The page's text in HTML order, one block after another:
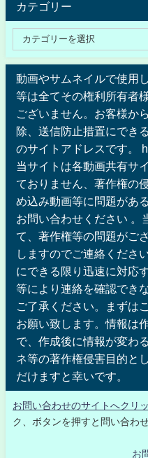
カテゴリー
動画やサムネイルで使用
等は全てその権利所有者
ございません。お客様か
除、送信防止措置にでき
のサイトアドレスです。
当サイトは各動画共有サ
ておりません、著作権の
め込み動画等に問題があ
お問い合わせください 。
て、著作権等の問題がご
しますのでご連絡くださ
にできる限り迅速に対応
等により連絡を確認でき
ご了承ください。まずは
お願い致します。情報は
で、作成後に情報が変わ
ネ等の著作権侵害目的と
だけますと幸いです。
お問い合わせのサイトへクリ
ク、ボタンを押すと問い合わ
お